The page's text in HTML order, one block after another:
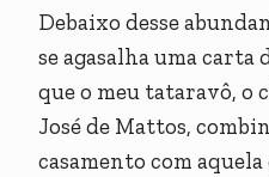
Debaixo desse
se agasalha uma carta
que o meu tataravô, o
José de Mattos,
casamento com